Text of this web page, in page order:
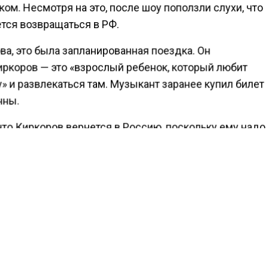
Несмотря на это, после шоу поползли слухи, что
возвращаться в РФ.
это была запланированная поездка. Он
— это «взрослый ребенок, который любит
и развлекаться там. Музыкант заранее купил билет
Киркоров вернется в Россию, поскольку ему надо